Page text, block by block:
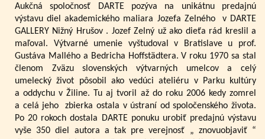
Aukčná spoločnosť DARTE pozýva na unikátnu predajnú
výstavu diel akademického maliara Jozefa Zelného
v DARTE
GALLERY Nižný Hrušov . Jozef Zelný už ako dieťa rád kreslil a
maľoval. Výtvarné umenie vyštudoval v Bratislave u prof.
Gustáva Mallého a Bedricha Hoffstädtera. V roku 1970 sa stal
členom Zväzu slovenských výtvarných umelcov a celý
umelecký život pôsobil ako vedúci ateliéru v Parku kultúry
a oddychu v Žiline. Tu aj tvoril až do roku 2006 kedy zomrel
a celá jeho zbierka ostala v ústraní od spoločenského života.
Po 20 rokoch dostala DARTE ponuku urobiť predajnú výstavu
vyše 350 diel autora a tak pre verejnosť „ znovuobjaviť “